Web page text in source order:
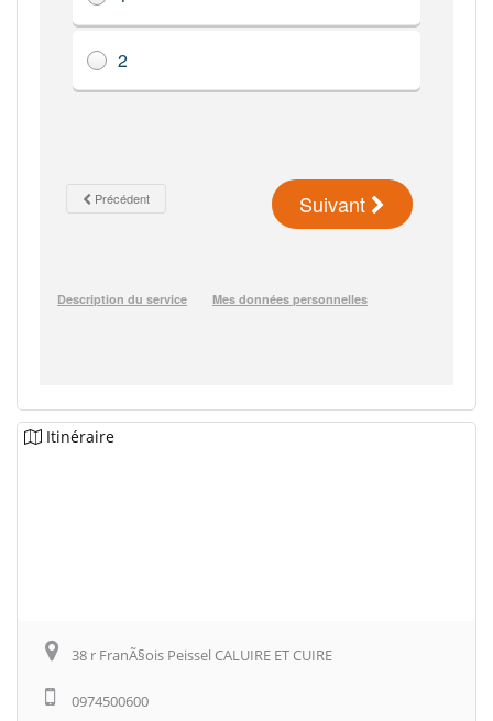
Itinéraire
38 r FranÃ§ois Peissel CALUIRE ET CUIRE
0974500600